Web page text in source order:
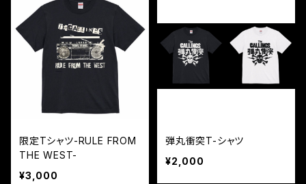
限定Tシャツ-RULE FROM
THE WEST-
¥3,000
弾丸衝突T-シャツ
¥2,000